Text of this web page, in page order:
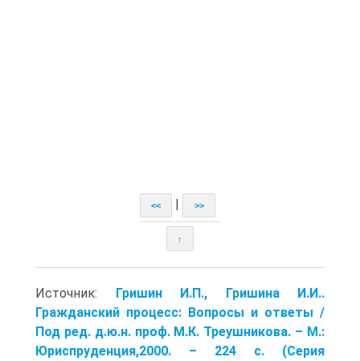
<< >>
↑
Источник: Гришин И.П., Гришина И.И..
Гражданский процесс: Вопросы и ответы /
Под ред. д.ю.н. проф. М.К. Треушникова. – М.:
Юриспруденция,2000. – 224 с. (Серия